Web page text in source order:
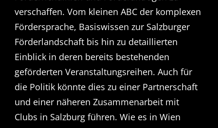
verschaffen. Vom kleinen ABC der komplexen
Fördersprache, Basiswissen zur Salzburger
Förderlandschaft bis hin zu detaillierten
Einblick in deren bereits bestehenden
geförderten Veranstaltungsreihen. Auch für
die Politik könnte dies zu einer Partnerschaft
und einer näheren Zusammenarbeit mit
Clubs in Salzburg führen. Wie es in Wien